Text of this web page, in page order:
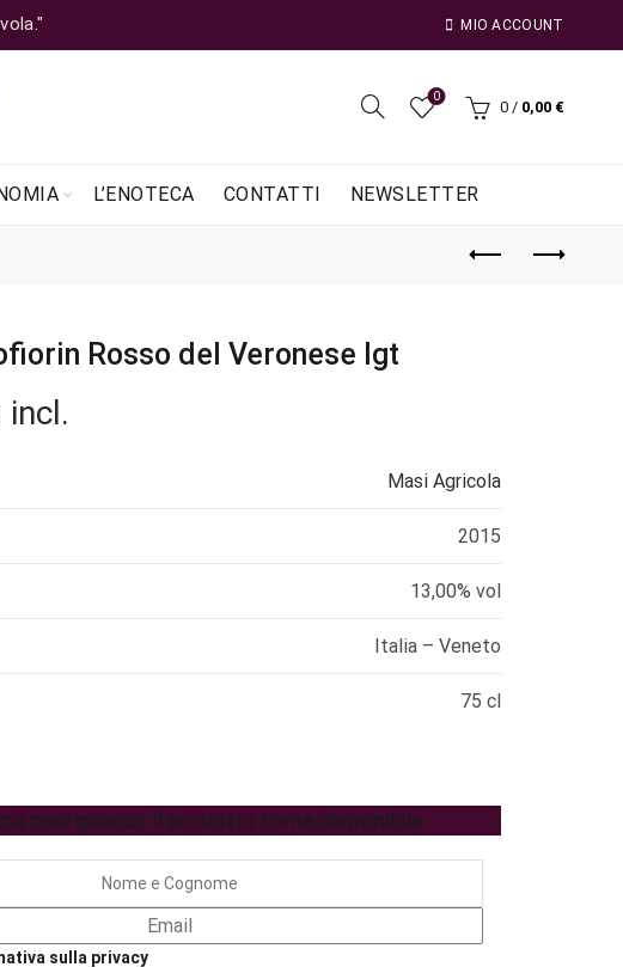
MIO ACCOUNT
0
0 / 0,00 €
L’ENOTECA CONTATTI NEWSLETTER
Rosso del Veronese Igt
incl.
Masi Agricola
2015
13,00% vol
Italia – Veneto
75 cl
mail quando il prodotto torna disponibile
sulla privacy